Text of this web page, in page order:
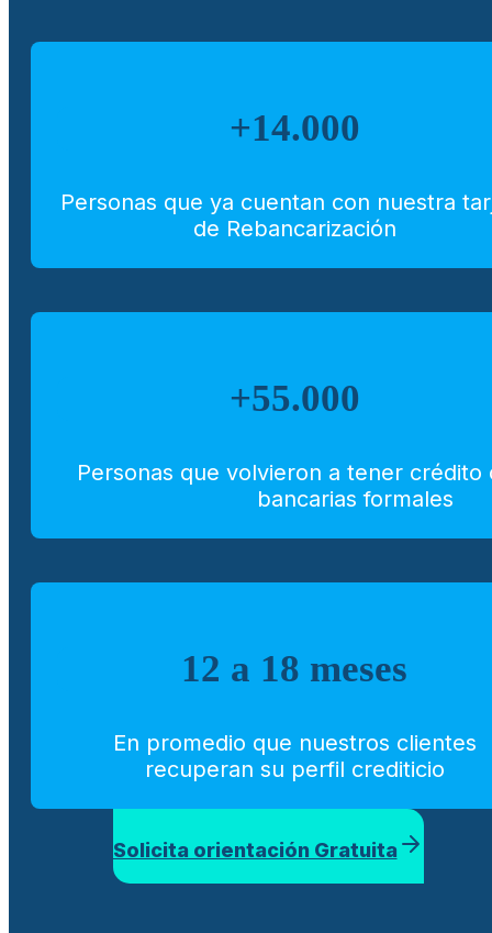
+14.000
Personas que ya cuentan con nuestra
de Rebancarización
+55.000
Personas que volvieron a tener crédito
bancarias formales
12 a 18 meses
En promedio que nuestros clientes
recuperan su perfil crediticio
Solicita orientación Gratuita